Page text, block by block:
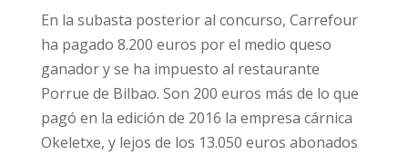
En la subasta posterior al concurso, Carrefour
ha pagado 8.200 euros por el medio queso
ganador y se ha impuesto al restaurante
Porrue de Bilbao. Son 200 euros más de lo que
pagó en la edición de 2016 la empresa cárnica
Okeletxe, y lejos de los 13.050 euros abonados